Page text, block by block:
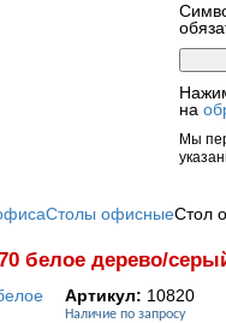
на
Мы
Столы офисныеСтол
белое дерево/
Артикул: 10820
Наличие по запросу